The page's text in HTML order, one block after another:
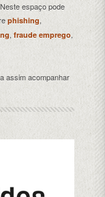
espaço pode
phishing,
fraude emprego,
assim acompanhar